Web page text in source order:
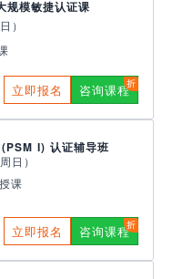
模敏捷认证课
）
立即报名 咨询课程
I) 认证辅导班
日）
课
立即报名 咨询课程